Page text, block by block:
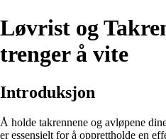
Løvrist og
trenger å vite
Introduksjon
Å holde takrennene og avløpene
er essensielt for å opprettholde en